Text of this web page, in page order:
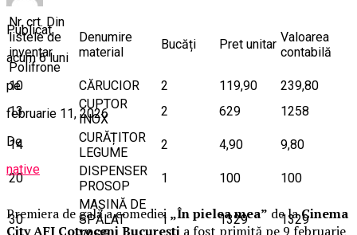
Nr. crt. Din
listele de
inventar
Polifrone
Denumire
material
Bucăți Pret unitar Valoarea
contabilă
10 CĂRUCIOR 2 119,90
239,80
13
CUPTOR
INOX
2 629 1258
14
CURĂȚITOR
LEGUME
2 4,90 9,80
20
DISPENSER
PROSOP
1 100 100
30
MAȘINĂ DE
SPĂLAT
1 1329 1329
Publicat
acum 6 luni
pe
februarie 11, 2026
De
native
Premiera de gală a comediei „În pielea mea” de laCinema
City AFI Cotroceni București a fost primită pe 9 februarie